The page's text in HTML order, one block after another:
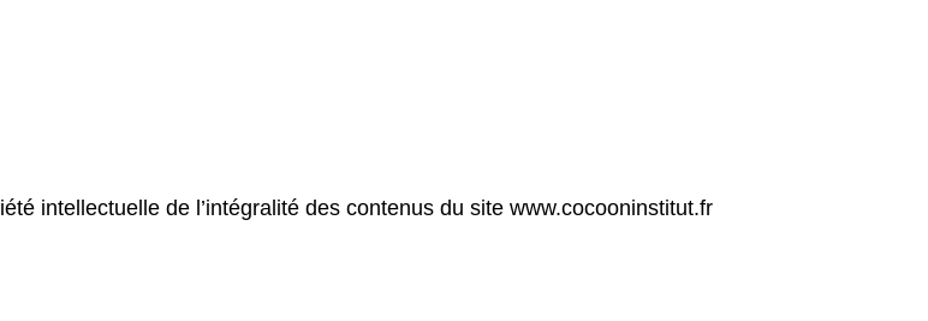
intellectuelle de l’intégralité des contenus du site www.cocooninstitut.fr